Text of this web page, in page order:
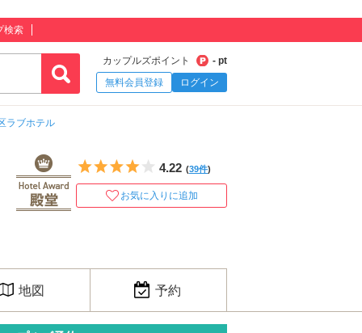
検索
カップルズポイント
- pt
無料会員登録
ログイン
ラブホテル
5つ星のうち4
4.22 (39件)
お気に入りに追加
地図 予約